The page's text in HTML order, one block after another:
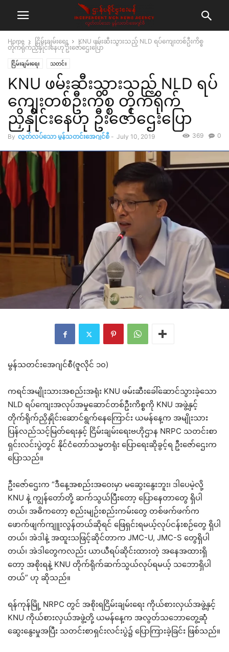
Home ငြိမ်းချမ်းရေး
KNU ဖမ်းဆီးသွားသည့် NLD ရပ်ကျေးတစ်ဦးကိစ္စ
တိုက်ရိုက်ညှိနှိုင်းနေဟု ဦးဇော်ဌေးပြော
ငြိမ်းချမ်းရေး သတင်း
KNU ဖမ်းဆီးသွားသည့် NLD ရပ်
ကျေးတစ်ဦးကိစ္စ တိုက်ရိုက်
ညှိနှိုင်းနေဟု ဦးဇော်ဌေးပြော
By လွတ်လပ်သော မွန်သတင်းအေဂျင်စီ - July 10, 2019 0
369
မွန်သတင်းအေဂျင်စီ(ဇူလိုင် ၁၀)
ကရင်အမျိုးသားအစည်းအရုံး KNU ဖမ်းဆီးခေါ်ဆောင်သွားခဲ့သော
NLD ရပ်ကျေးအလုပ်အမှုဆောင်တစ်ဦးကိစ္စကို KNU အဖွဲ့နှင့်
တိုက်ရိုက်ညှိနှိုင်းဆောင်ရွက်နေကြောင်း ယမန်နေ့က အမျိုးသား
ပြန်လည်သင့်မြတ်ရေးနှင့် ငြိမ်းချမ်းရေးဗဟိုဌာန NRPC သတင်းစာ
ရှင်းလင်းပွဲတွင် နိုင်ငံတော်သမ္မတရုံး ပြောရေးဆိုခွင့်ရ ဦးဇော်ဌေးက
ပြောသည်။
ဦးဇော်ဌေးက “ဒီနေ့အစည်းအဝေးမှာ မဆွေးနွေးဘူး၊ ဒါပေမဲ့လို့
KNU နဲ့ ကျွန်တော်တို့ ဆက်သွယ်ပြီးတော့ ပြောနေတာတွေ ရှိပါ
တယ်၊ အဓိကတော့ စည်းမျဉ်းစည်းကမ်းတွေ တစ်ဖက်ဖက်က
ဖောက်ဖျက်ကျူးလွန်တယ်ဆိုရင် ဖြေရှင်းရမယ့်လုပ်ငန်းစဉ်တွေ ရှိပါ
တယ်၊ အဲဒါနဲ့ အထူးသဖြင့်ဆိုင်တာက JMC-U, JMC-S တွေရှိပါ
တယ်၊ အဲဒါတွေကလည်း ယာယီရပ်ဆိုင်းထားတဲ့ အနေအထားရှိ
တော့ အစိုးရနဲ့ KNU တိုက်ရိုက်ဆက်သွယ်လုပ်ရမယ့် သဘောရှိပါ
တယ်” ဟု ဆိုသည်။
ရန်ကုန်မြို့ NRPC တွင် အစိုးရငြိမ်းချမ်းရေး ကိုယ်စားလှယ်အဖွဲ့နှင့်
KNU ကိုယ်စားလှယ်အဖွဲ့တို့ ယမန်နေ့က အလွတ်သဘောတွေ့ဆုံံ
ဆွေးနွေးမှုအပြီး သတင်းစာရှင်းလင်းပွဲ၌ ပြောကြားခဲ့ခြင်း ဖြစ်သည်။